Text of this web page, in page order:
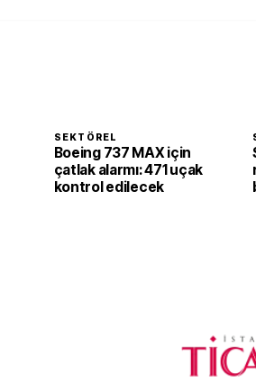
SEKTÖREL
Boeing 737 MAX için
çatlak alarmı: 471 uçak
kontrol edilecek